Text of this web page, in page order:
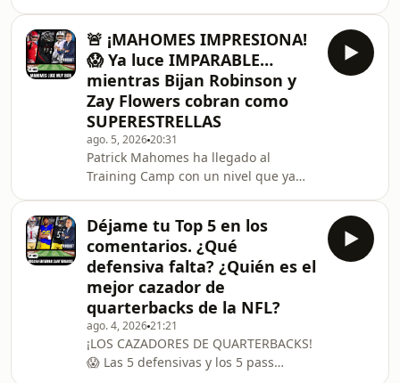
Downs&nbsp;está revolucionando la
defensiva de los Cowboys con una
capacidad extraordinaria para
generar jugadas.🔥&nbsp;DJ
Moore&nbsp;se ha convertido en el
objetivo favorito en Buffalo y está
demostrando por qué puede cambiar
por completo el ataque de los Bills.🦅
&nbsp;Jalyx
🚨 ¡MAHOMES IMPRESIONA!
😱 Ya luce IMPARABLE…
mientras Bijan Robinson y
Zay Flowers cobran como
SUPERESTRELLAS
ago. 5, 202620:31
Patrick Mahomes ha llegado al
Training Camp con un nivel que ya
liderazgo confirman que el
quarterback de los Chiefs parece
estar listo para regresar con fuerza
en la búsqueda de otro Super Bowl.En
este episodio también analizo los
históricos contratos de&nbsp;Bijan
Robinson&nbsp;y&nbsp;Zay Flowers,
dos jóvenes estrellas que aca
Déjame tu Top 5 en los
comentarios. ¿Qué
defensiva falta? ¿Quién es el
mejor cazador de
quarterbacks de la NFL?
ago. 4, 202621:21
¡LOS CAZADORES DE QUARTERBACKS!
😱 Las 5 defensivas y los 5 pass